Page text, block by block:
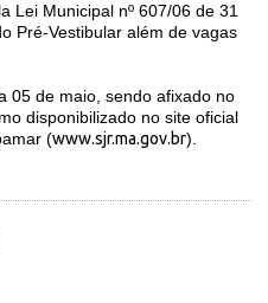
Lei Municipal nº 607/06 de 31
Pré-Vestibular além de vagas
05 de maio, sendo afixado no
disponibilizado no site oficial
(www.sjr.ma.gov.br).